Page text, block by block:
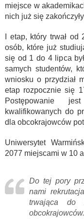
miejsce w
nich już się
I etap, który trwał
osób, które już
się od 1 do 4 lipca
samych studentów,
wniosku o przydział
etap rozpocznie się
Postępowanie
kwalifikowanych do
dla obcokrajowców
Uniwersytet
2077 miejscami w 10
Do tej pory
nami
trwająca do